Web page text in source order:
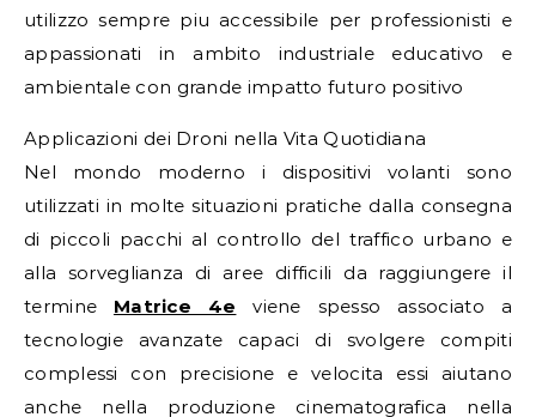
utilizzo sempre piu accessibile per professionisti e
appassionati in ambito industriale educativo e
ambientale con grande impatto futuro positivo
Applicazioni dei Droni nella Vita Quotidiana
Nel mondo moderno i dispositivi volanti sono
utilizzati in molte situazioni pratiche dalla consegna
di piccoli pacchi al controllo del traffico urbano e
alla sorveglianza di aree difficili da raggiungere il
termine Matrice 4e viene spesso associato a
tecnologie avanzate capaci di svolgere compiti
complessi con precisione e velocita essi aiutano
anche nella produzione cinematografica nella